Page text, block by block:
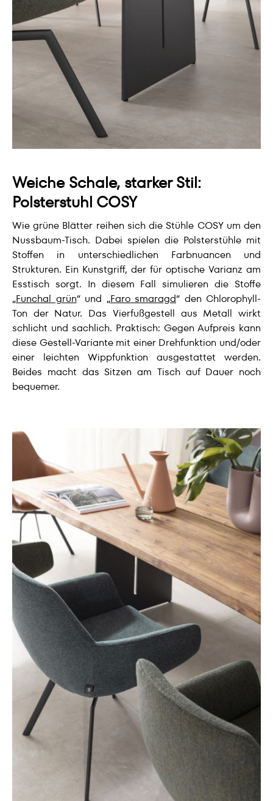
Weiche Schale, starker Stil:
Polsterstuhl COSY
Wie grüne Blätter reihen sich die Stühle COSY um den
Nussbaum-Tisch. Dabei spielen die Polsterstühle mit
Stoffen in unterschiedlichen Farbnuancen und
Strukturen. Ein Kunstgriff, der für optische Varianz am
Esstisch sorgt. In diesem Fall simulieren die Stoffe
„Funchal grün“ und „Faro smaragd“ den Chlorophyll-
Ton der Natur. Das Vierfußgestell aus Metall wirkt
schlicht und sachlich. Praktisch: Gegen Aufpreis kann
diese Gestell-Variante mit einer Drehfunktion und/oder
einer leichten Wippfunktion ausgestattet werden.
Beides macht das Sitzen am Tisch auf Dauer noch
bequemer.